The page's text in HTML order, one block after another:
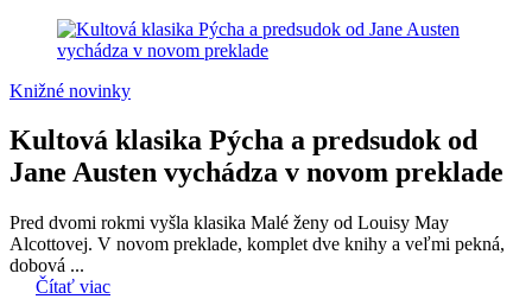
Knižné novinky
Kultová klasika Pýcha a predsudok od
Jane Austen vychádza v novom preklade
Pred dvomi rokmi vyšla klasika Malé ženy od Louisy May
Alcottovej. V novom preklade, komplet dve knihy a veľmi pekná,
dobová ...
Čítať viac